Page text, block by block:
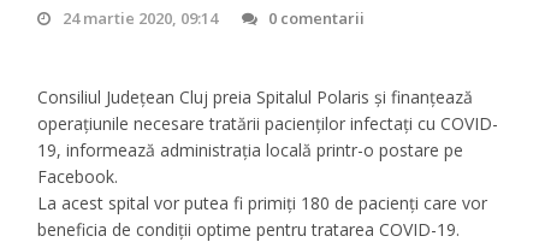
24 martie 2020, 09:14 0 comentarii
Consiliul Județean Cluj preia Spitalul Polaris și finanțează
operațiunile necesare tratării pacienților infectați cu COVID-
19, informează administraţia locală printr-o postare pe
Facebook.
La acest spital vor putea fi primiți 180 de pacienți care vor
beneficia de condiții optime pentru tratarea COVID-19.